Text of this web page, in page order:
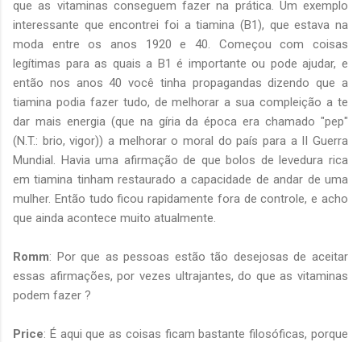
que as vitaminas conseguem fazer na prática. Um exemplo
interessante que encontrei foi a tiamina (B1), que estava na
moda entre os anos 1920 e 40. Começou com coisas
legítimas para as quais a B1 é importante ou pode ajudar, e
então nos anos 40 você tinha propagandas dizendo que a
tiamina podia fazer tudo, de melhorar a sua compleição a te
dar mais energia (que na gíria da época era chamado "pep"
(N.T.: brio, vigor)) a melhorar o moral do país para a II Guerra
Mundial. Havia uma afirmação de que bolos de levedura rica
em tiamina tinham restaurado a capacidade de andar de uma
mulher. Então tudo ficou rapidamente fora de controle, e acho
que ainda acontece muito atualmente.
Romm: Por que as pessoas estão tão desejosas de aceitar
essas afirmações, por vezes ultrajantes, do que as vitaminas
podem fazer ?
Price: É aqui que as coisas ficam bastante filosóficas, porque